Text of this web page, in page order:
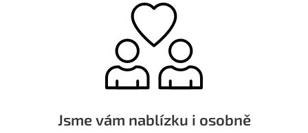
Jsme vám nablízku i osobně